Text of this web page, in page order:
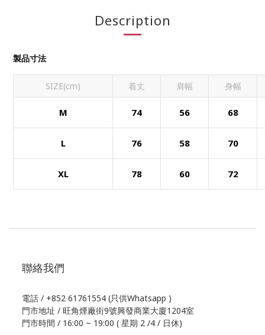
Description
製品寸法
SIZE(cm) 着丈 肩幅 身幅
M 74 56 68
L 76 58 70
XL 78 60 72
聯絡我們
電話 / +852 61761554 (只供Whatsapp )
門市地址 / 旺角煙廠街9號興發商業大廈1204室
門市時間 / 16:00 ~ 19:00 ( 星期 2 /4 / 日休)